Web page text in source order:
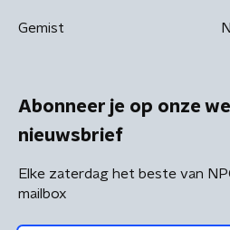
Gemist
Abonneer je op onze
nieuwsbrief
Elke zaterdag het beste van
mailbox